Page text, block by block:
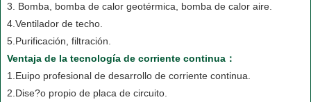
3. Bomba, bomba de calor geotérmica, bomba de calor aire.
4.Ventilador de techo.
5.Purificación, filtración.
Ventaja de la tecnología de corriente continua：
1.Euipo profesional de desarrollo de corriente continua.
2.Dise?o propio de placa de circuito.